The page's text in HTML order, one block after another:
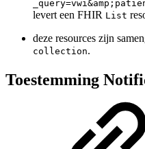
levert een FHIR List
deze resources zijn
collection.
Toestemming